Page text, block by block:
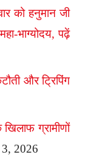
को हनुमान जी
भाग्योदय, पढ़ें
और ट्रिपिंग
ग्रामीणों
2026